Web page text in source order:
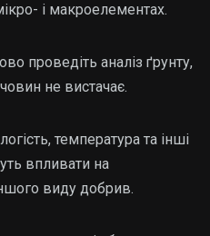
і макроелементах.
проведіть аналіз ґрунту,
не вистачає.
температура та інші
впливати на
виду добрив.